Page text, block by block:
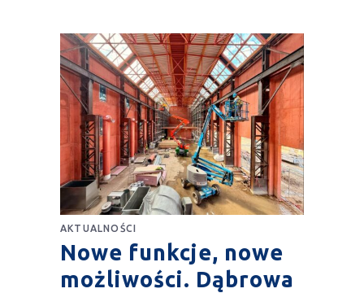
AKTUALNOŚCI
Nowe funkcje, nowe
możliwości. Dąbrowa